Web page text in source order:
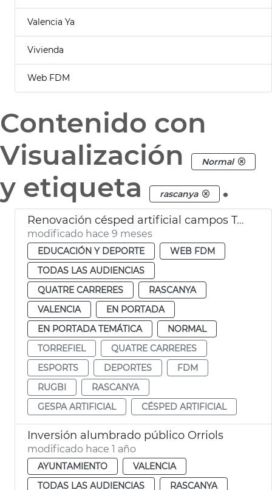
Valencia Ya
Vivienda
Web FDM
Contenido con
Visualización
Normal
y etiqueta rascanya .
Renovación césped artificial campos Torrefiel y Quatre Carreres
modificado hace 9 meses
EDUCACIÓN Y DEPORTE
WEB FDM
TODAS LAS AUDIENCIAS
QUATRE CARRERES
RASCANYA
VALENCIA
EN PORTADA
EN PORTADA TEMÁTICA
NORMAL
TORREFIEL
QUATRE CARRERES
ESPORTS
DEPORTES
FDM
RUGBI
RASCANYA
GESPA ARTIFICIAL
CÉSPED ARTIFICIAL
Inversión alumbrado público Orriols
modificado hace 1 año
AYUNTAMIENTO
VALENCIA
TODAS LAS AUDIENCIAS
RASCANYA